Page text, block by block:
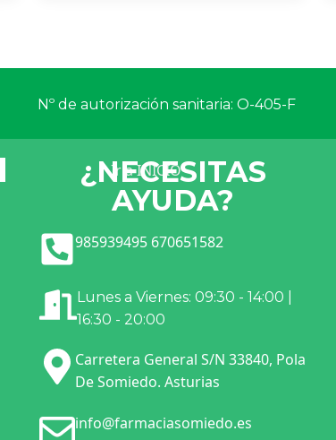
Nº de autorización sanitaria: O-405-F
¿NECESITAS
AYUDA?
985939495 670651582
Lunes a Viernes: 09:30 - 14:00 |
16:30 - 20:00
Carretera General S/N 33840, Pola
De Somiedo. Asturias
info@farmaciasomiedo.es